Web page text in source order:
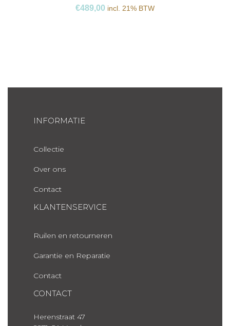
€489,00 incl. 21% BTW
INFORMATIE
Collectie
Over ons
Contact
KLANTENSERVICE
Ruilen en retourneren
Garantie en Reparatie
Contact
CONTACT
Herenstraat 47